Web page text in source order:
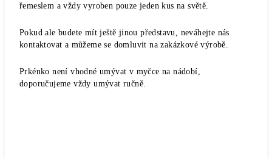
řemeslem a vždy vyroben pouze jeden kus na světě.
Pokud ale budete mít ještě jinou představu, neváhejte nás
kontaktovat a můžeme se domluvit na zakázkové výrobě.
Prkénko není vhodné umývat v myčce na nádobí,
doporučujeme vždy umývat ručně.